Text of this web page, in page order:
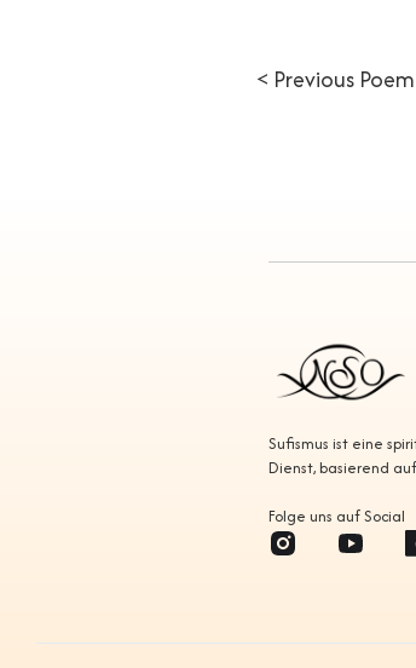
< Previous Poem
Sufismus ist eine
Dienst, basierend
Folge uns auf Social